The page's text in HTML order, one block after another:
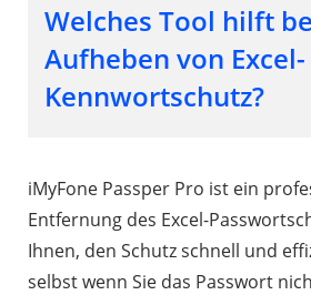
Welches Tool hilft
Aufheben von Excel-
Kennwortschutz?
iMyFone Passper Pro ist ein
Entfernung des Excel-
Ihnen, den Schutz schnell und
selbst wenn Sie das Passwort